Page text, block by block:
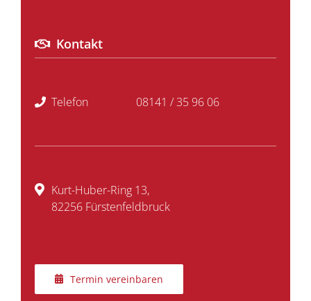
Kontakt
Telefon 08141 / 35 96 06
Kurt-Huber-Ring 13,
82256 Fürstenfeldbruck
Termin vereinbaren